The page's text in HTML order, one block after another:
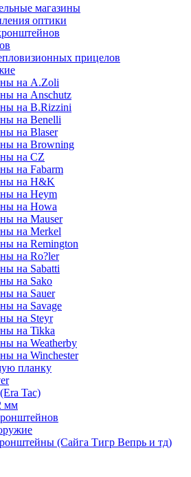
магазины
оптики
прицелов
на A.Zoli
на Anschutz
на B.Rizzini
на Benelli
на Blaser
на Browning
на CZ
на Fabarm
на H&K
на Heym
на Howa
на Mauser
на Merkel
на Remington
на Ro?ler
на Sabatti
на Sako
на Sauer
на Savage
на Steyr
на Tikka
на Weatherby
на Winchester
планку
Tac)
мм
(Сайга Тигр Вепрь и тд)